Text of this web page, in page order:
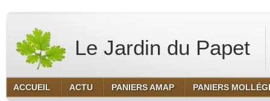
Le Jardin du Papet
ACCUEIL ACTU PANIERS AMAP PANIERS